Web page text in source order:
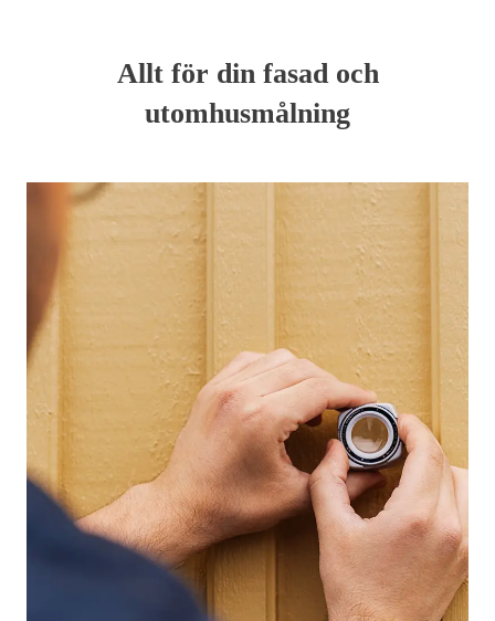
Allt för din fasad och
utomhusmålning